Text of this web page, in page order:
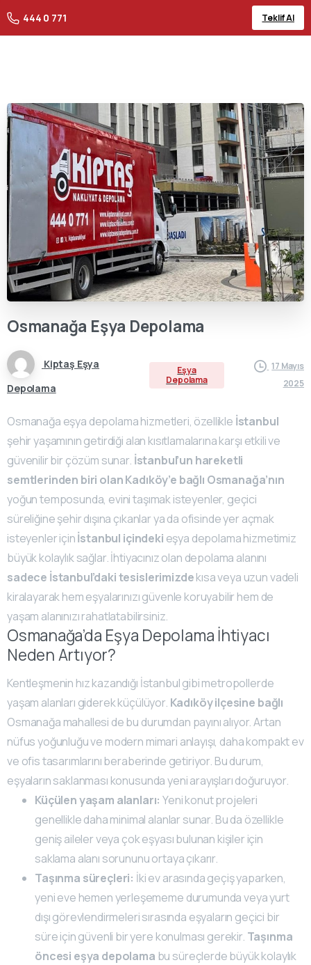
444 0 771 Teklif Al
Osmanağa Eşya Depolama
Kiptaş Eşya
Depolama
Eşya
Depolama
17 Mayıs
2025
Osmanağa eşya depolama hizmetleri, özellikle İstanbul
şehir yaşamının getirdiği alan kısıtlamalarına karşı etkili ve
güvenilir bir çözüm sunar. İstanbul’un hareketli
semtlerinden biri olan Kadıköy’e bağlı Osmanağa’nın
yoğun temposunda, evini taşımak isteyenler, geçici
süreliğine şehir dışına çıkanlar ya da ofisinde yer açmak
isteyenler içinİstanbul içindeki eşya depolama hizmetimiz
büyük kolaylık sağlar. İhtiyacınız olan depolama alanını
sadece İstanbul’daki tesislerimizdekısa veya uzun vadeli
kiralayarak hem eşyalarınızı güvenle koruyabilir hem de
yaşam alanınızı rahatlatabilirsiniz.
Osmanağa’da Eşya Depolama İhtiyacı
Neden Artıyor?
Kentleşmenin hız kazandığı İstanbul gibi metropollerde
yaşam alanları giderek küçülüyor. Kadıköy ilçesine bağlı
Osmanağa mahallesi de bu durumdan payını alıyor. Artan
nüfus yoğunluğu ve modern mimari anlayışı, daha kompakt ev
ve ofis tasarımlarını beraberinde getiriyor. Bu durum,
eşyaların saklanması konusunda yeni arayışları doğuruyor.
Küçülen yaşam alanları: Yeni konut projeleri
genellikle daha minimal alanlar sunar. Bu da özellikle
geniş aileler veya çok eşyası bulunan kişiler için
saklama alanı sorununu ortaya çıkarır.
Taşınma süreçleri: İki ev arasında geçiş yaparken,
yeni eve hemen yerleşememe durumunda veya yurt
dışı görevlendirmeleri sırasında eşyaların geçici bir
süre için güvenli bir yere konulması gerekir. Taşınma
öncesi eşya depolama bu süreçlerde büyük kolaylık